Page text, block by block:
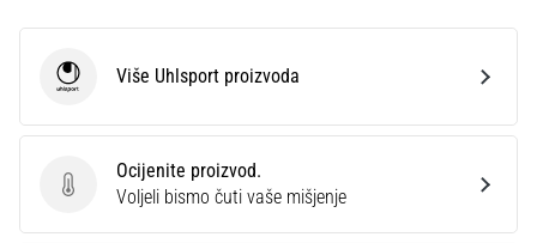
Ocijenite proizvod.
Ocijenite proizvod.
Voljeli bismo čuti vaše mišjenje
UhlsportViše Uhlsport proizvoda